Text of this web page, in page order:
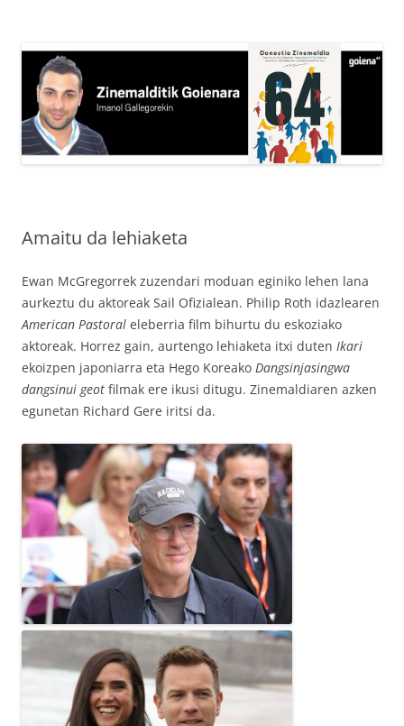
egin
Amaitu da lehiaketa
Ewan McGregorrek zuzendari moduan eginiko lehen lana
aurkeztu du aktoreak Sail Ofizialean. Philip Roth idazlearen
American Pastoral eleberria film bihurtu du eskoziako
aktoreak. Horrez gain, aurtengo lehiaketa itxi duten Ikari
ekoizpen japoniarra eta Hego Koreako Dangsinjasingwa
dangsinui geot filmak ere ikusi ditugu. Zinemaldiaren azken
egunetan Richard Gere iritsi da.